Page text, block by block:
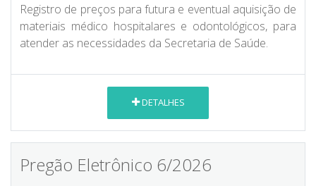
Registro de preços para futura e eventual aquisição de
materiais médico hospitalares e odontológicos, para
atender as necessidades da Secretaria de Saúde.
DETALHES
Pregão Eletrônico 6/2026